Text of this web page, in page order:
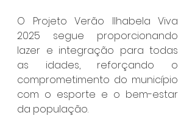
O Projeto Verão Ilhabela Viva
2025 segue proporcionando
lazer e integração para todas
as idades, reforçando o
comprometimento do município
com o esporte e o bem-estar
da população.